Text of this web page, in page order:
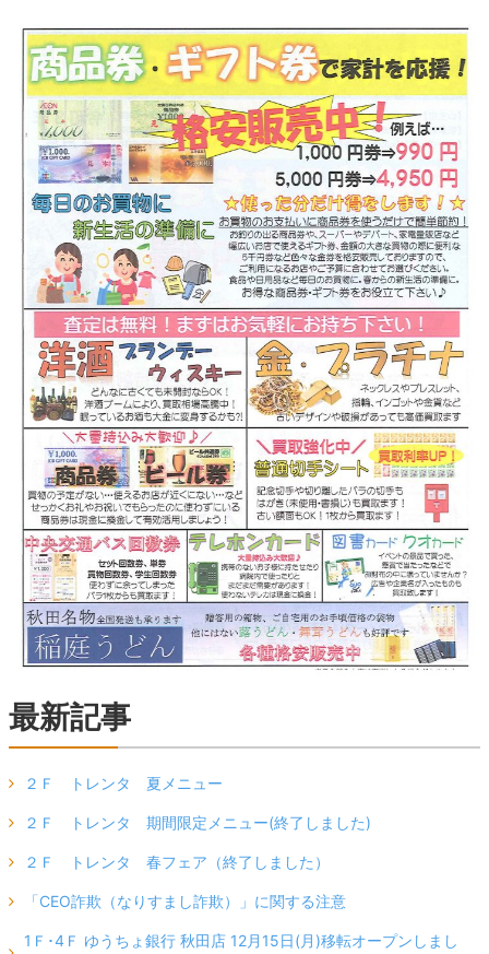
最新記事
２Ｆ トレンタ 夏メニュー
２Ｆ トレンタ 期間限定メニュー(終了しました)
２Ｆ トレンタ 春フェア（終了しました）
「CEO詐欺（なりすまし詐欺）」に関する注意
1Ｆ･4Ｆ ゆうちょ銀行 秋田店 12月15日(月)移転オープンしまし